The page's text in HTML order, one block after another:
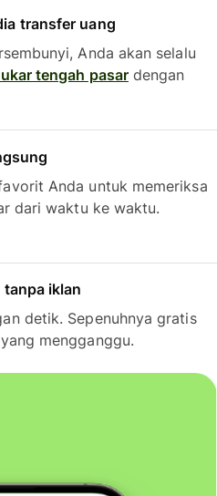
transfer uang
Anda akan selalu
tengah pasardengan
Anda untuk memeriksa
dari waktu ke waktu.
iklan
detik. Sepenuhnya gratis
mengganggu.